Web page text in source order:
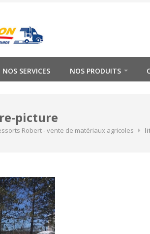
NOS SERVICES NOS PRODUITS
picture
Robert - vente de matériaux agricoles